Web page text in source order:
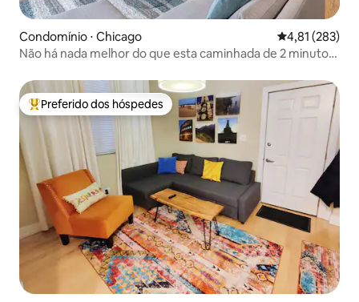
Condomínio ⋅ Chicago 4,81 de uma
4,81 (283)
Não há nada melhor do que esta caminhada de 2 minutos
Entre os melhores preferidos dos hóspedes
Preferido dos hóspedes